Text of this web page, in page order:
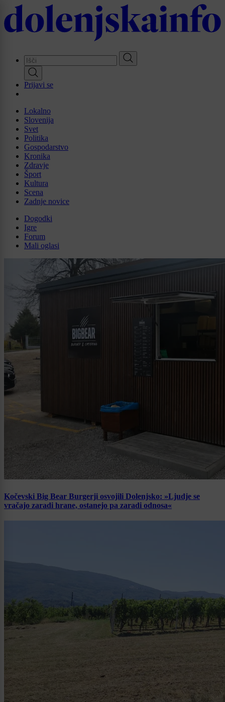
Skip
to
main
Prijavi se
Lokalno
Slovenija
Svet
Politika
Gospodarstvo
Kronika
Zdravje
Šport
Kultura
Scena
Zadnje novice
Dogodki
Igre
Forum
Mali oglasi
Kočevski Big Bear Burgerji osvojili Dolenjsko: »Ljudje se
vračajo zaradi hrane, ostanejo pa zaradi odnosa«